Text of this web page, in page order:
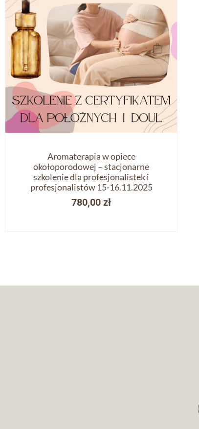
Aromaterapia w opiece
okołoporodowej – stacjonarne
szkolenie dla profesjonalistek i
profesjonalistów 15-16.11.2025
780,00zł